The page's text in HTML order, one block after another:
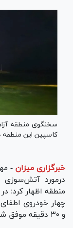
سخنگوی منطقه
کاسپین این منطقه
خبرگزاری میزان -
درمورد
چهار خودروی
و ۳۰ دقیقه موفق شدند آتش را به طور کامل مهار کنند.